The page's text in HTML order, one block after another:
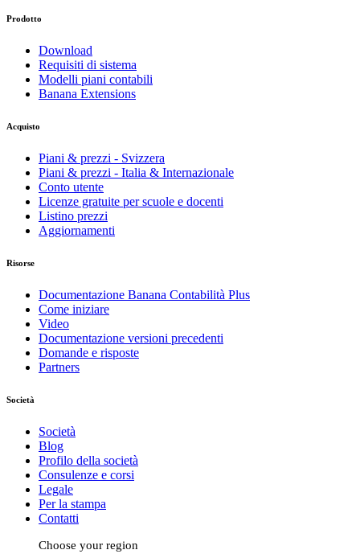
Prodotto
Download
Requisiti di sistema
Modelli piani contabili
Banana Extensions
Acquisto
Piani & prezzi - Svizzera
Piani & prezzi - Italia & Internazionale
Conto utente
Licenze gratuite per scuole e docenti
Listino prezzi
Aggiornamenti
Risorse
Documentazione Banana Contabilità Plus
Come iniziare
Video
Documentazione versioni precedenti
Domande e risposte
Partners
Società
Società
Blog
Profilo della società
Consulenze e corsi
Legale
Per la stampa
Contatti
Choose your region